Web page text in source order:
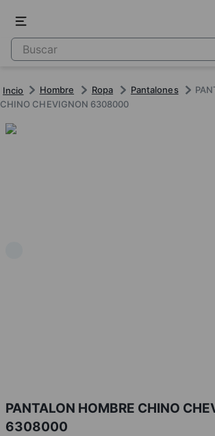
Hombre Ropa Pantalones
CHINO CHEVIGNON 6308000
PANTALON HOMBRE CHINO
6308000